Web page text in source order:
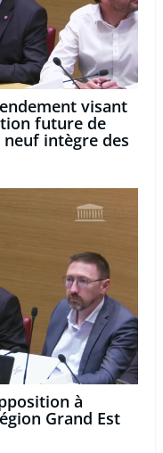
visant
future de
intègre des
à
Grand Est